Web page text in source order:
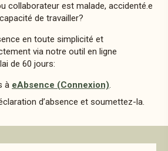
collaborateur est malade, accidenté.e
de travailler?
en toute simplicité et
via notre outil en ligne
de 60 jours:
à eAbsence (Connexion).
d’absence et soumettez-la.